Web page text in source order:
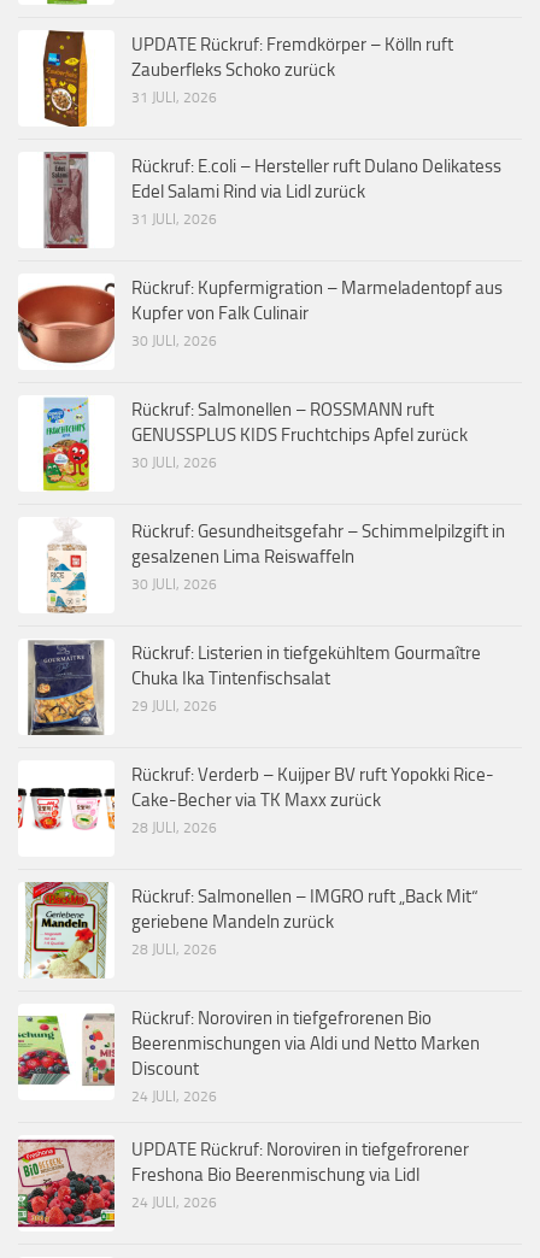
UPDATE Rückruf: Fremdkörper – Kölln ruft
Zauberfleks Schoko zurück
31 JULI, 2026
Rückruf: E.coli – Hersteller ruft Dulano Delikatess
Edel Salami Rind via Lidl zurück
31 JULI, 2026
Rückruf: Kupfermigration – Marmeladentopf aus
Kupfer von Falk Culinair
30 JULI, 2026
Rückruf: Salmonellen – ROSSMANN ruft
GENUSSPLUS KIDS Fruchtchips Apfel zurück
30 JULI, 2026
Rückruf: Gesundheitsgefahr – Schimmelpilzgift in
gesalzenen Lima Reiswaffeln
30 JULI, 2026
Rückruf: Listerien in tiefgekühltem Gourmaître
Chuka Ika Tintenfischsalat
29 JULI, 2026
Rückruf: Verderb – Kuijper BV ruft Yopokki Rice-
Cake-Becher via TK Maxx zurück
28 JULI, 2026
Rückruf: Salmonellen – IMGRO ruft „Back Mit“
geriebene Mandeln zurück
28 JULI, 2026
Rückruf: Noroviren in tiefgefrorenen Bio
Beerenmischungen via Aldi und Netto Marken
Discount
24 JULI, 2026
UPDATE Rückruf: Noroviren in tiefgefrorener
Freshona Bio Beerenmischung via Lidl
24 JULI, 2026